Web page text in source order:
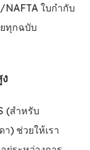
NAFTA ใบกำกับ
ทุกฉบับ
(สำหรับ
) ช่วยให้เรา